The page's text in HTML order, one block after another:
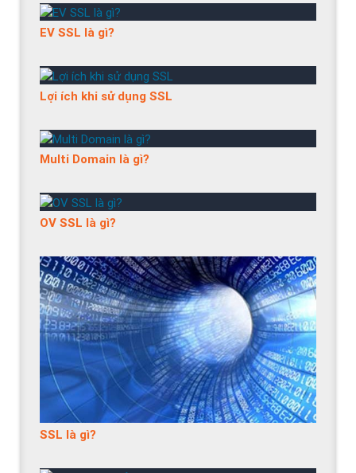
EV SSL là gì?
Lợi ích khi sử dụng SSL
Multi Domain là gì?
OV SSL là gì?
SSL là gì?